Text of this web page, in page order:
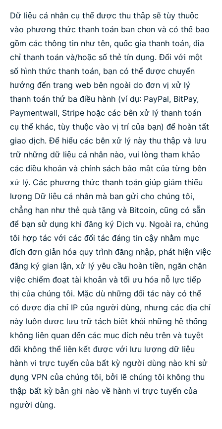
Dữ liệu cá nhân cụ thể được thu thập sẽ tùy thuộc
vào phương thức thanh toán bạn chọn và có thể bao
gồm các thông tin như tên, quốc gia thanh toán, địa
chỉ thanh toán và/hoặc số thẻ tín dụng. Đối với một
số hình thức thanh toán, bạn có thể được chuyển
hướng đến trang web bên ngoài do đơn vị xử lý
thanh toán thứ ba điều hành (ví dụ: PayPal, BitPay,
Paymentwall, Stripe hoặc các bên xử lý thanh toán
cụ thể khác, tùy thuộc vào vị trí của bạn) để hoàn tất
giao dịch. Để hiểu các bên xử lý này thu thập và lưu
trữ những dữ liệu cá nhân nào, vui lòng tham khảo
các điều khoản và chính sách bảo mật của từng bên
xử lý. Các phương thức thanh toán giúp giảm thiểu
lượng Dữ liệu cá nhân mà bạn gửi cho chúng tôi,
chẳng hạn như thẻ quà tặng và Bitcoin, cũng có sẵn
để bạn sử dụng khi đăng ký Dịch vụ. Ngoài ra, chúng
tôi hợp tác với các đối tác đáng tin cậy nhằm mục
đích đơn giản hóa quy trình đăng nhập, phát hiện việc
đăng ký gian lận, xử lý yêu cầu hoàn tiền, ngăn chặn
việc chiếm đoạt tài khoản và tối ưu hóa nỗ lực tiếp
thị của chúng tôi. Mặc dù những đối tác này có thể
có được địa chỉ IP của người dùng, nhưng các địa chỉ
này luôn được lưu trữ tách biệt khỏi những hệ thống
không liên quan đến các mục đích nêu trên và tuyệt
đối không thể liên kết được với lưu lượng dữ liệu
hành vi trực tuyến của bất kỳ người dùng nào khi sử
dụng VPN của chúng tôi, bởi lẽ chúng tôi không thu
thập bất kỳ bản ghi nào về hành vi trực tuyến của
người dùng.